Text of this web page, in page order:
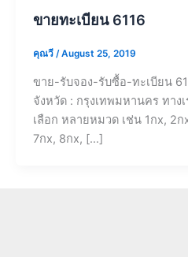
ขายทะเบียน 6116
คุณวี /August 25, 2019
ขาย-รับจอง-รับซื้อ-ทะเบียน
จังหวัด : กรุงเทพมหานคร ทาง
เลือก หลายหมวด เช่น 1กx, 2
7กx, 8กx, […]